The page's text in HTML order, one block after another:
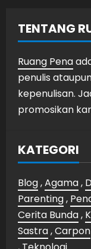
TENTANG
Ruang Pena
penulis
kepenulisan.
promosikan
KATEGORI
Blog,Agama,
Parenting,
Cerita Bunda,
Sastra,Carpon